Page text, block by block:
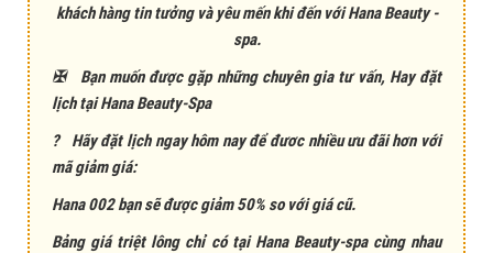
khách hàng tin tưởng và yêu mến khi đến với Hana Beauty -
spa.
✠ Bạn muốn được gặp những chuyên gia tư vấn, Hay đặt
lịch tại Hana Beauty-Spa
? Hãy đặt lịch ngay hôm nay để đươc nhiều ưu đãi hơn với
mã giảm giá:
Hana 002 bạn sẽ được giảm 50% so với giá cũ.
Bảng giá triệt lông chỉ có tại Hana Beauty-spa cùng nhau